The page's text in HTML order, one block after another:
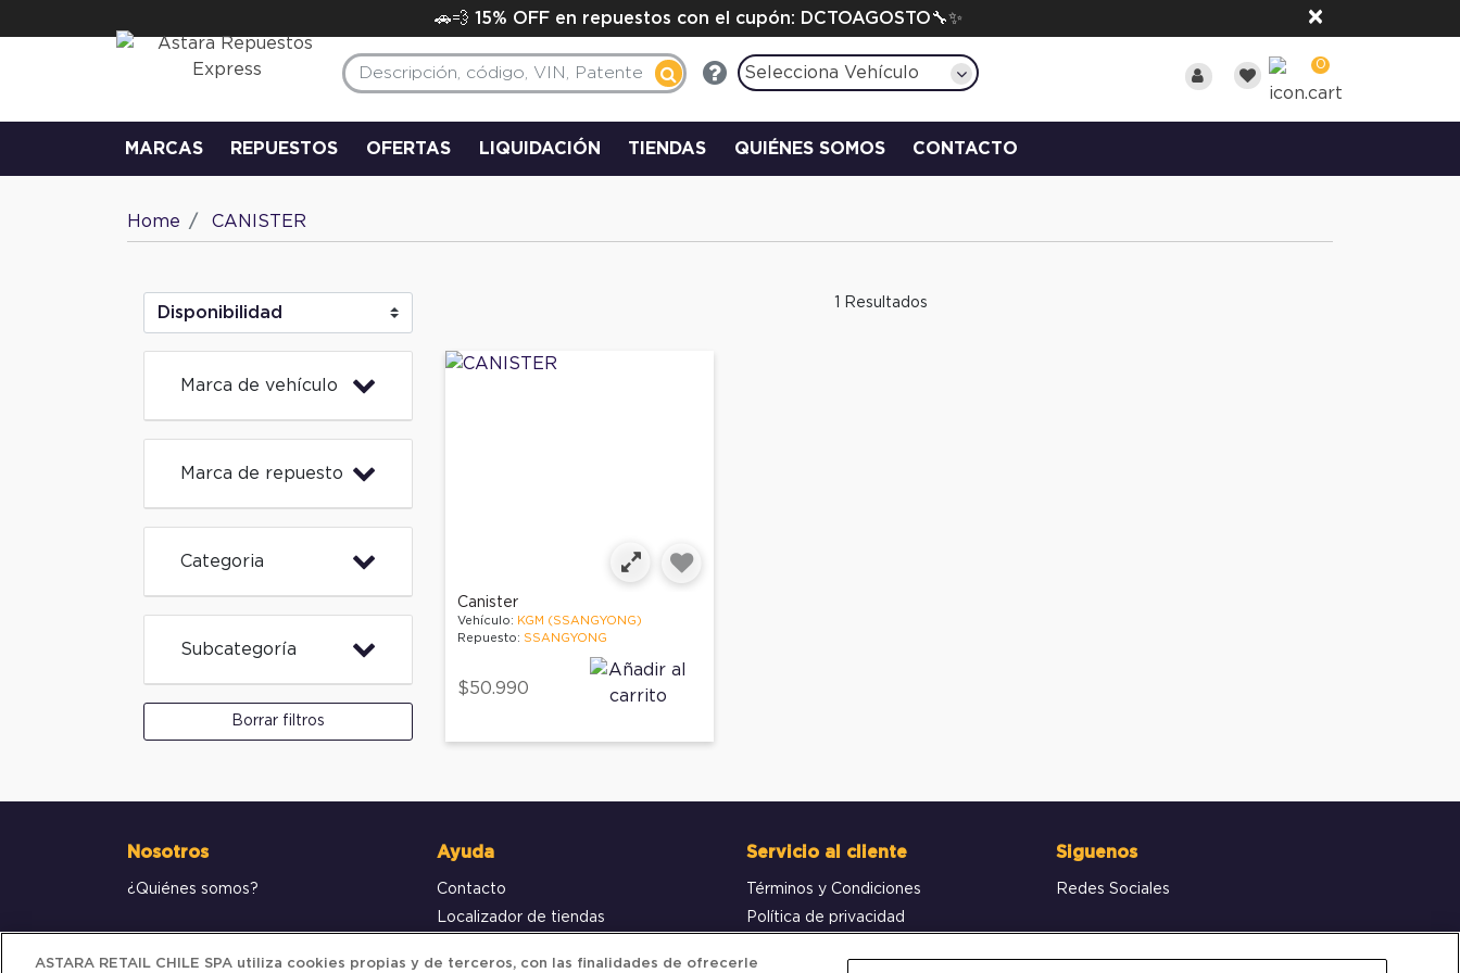
🚗💨 15% OFF en repuestos con el cupón: DCTOAGOSTO🔧✨ ×
Selecciona Vehículo 0
MARCAS REPUESTOS OFERTAS LIQUIDACIÓN TIENDAS QUIÉNES SOMOS CONTACTO
Home CANISTER
1 Resultados
Marca de vehículo
Marca de repuesto
Categoria
Subcategoría
Borrar filtros
Canister
Vehículo: KGM (SSANGYONG)
Repuesto: SSANGYONG
$50.990
Nosotros
¿Quiénes somos?
Ayuda
Contacto
Localizador de tiendas
Servicio al cliente
Términos y Condiciones
Política de privacidad
Siguenos
Redes Sociales
ASTARA RETAIL CHILE SPA utiliza cookies propias y de terceros, con las finalidades de ofrecerle